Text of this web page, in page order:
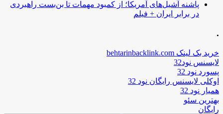
پاشنه آشیل‌های آمریکا؛ از کمبود مهمات تا بن‌بست راهبردی
در برابر ایران + فیلم
.
خرید بک لینک behtarinbacklink.com
لایسنس نود32
پسورد نود 32
اوکلی لایسنس رایگان نود 32
همیار نود 32
بهترین سئو
رایگان